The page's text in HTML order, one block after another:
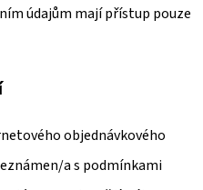
údajům mají přístup pouze
objednávkového
a s podmínkami